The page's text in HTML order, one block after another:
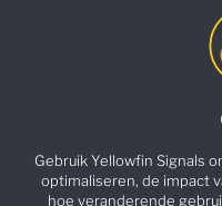
Gebruik Yellowfin Signals
optimaliseren, de impact
hoe veranderende